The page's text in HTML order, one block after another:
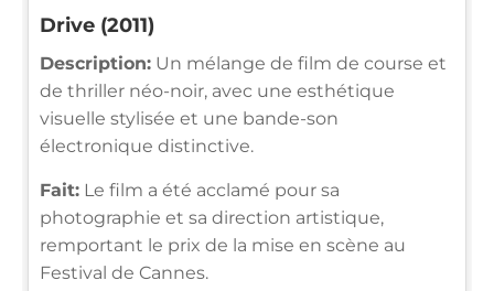
Drive (2011)
Description: Un mélange de film de course et
de thriller néo-noir, avec une esthétique
visuelle stylisée et une bande-son
électronique distinctive.
Fait: Le film a été acclamé pour sa
photographie et sa direction artistique,
remportant le prix de la mise en scène au
Festival de Cannes.